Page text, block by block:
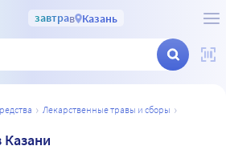
завтрав Казань
лекарственные травы и сборы
Казани